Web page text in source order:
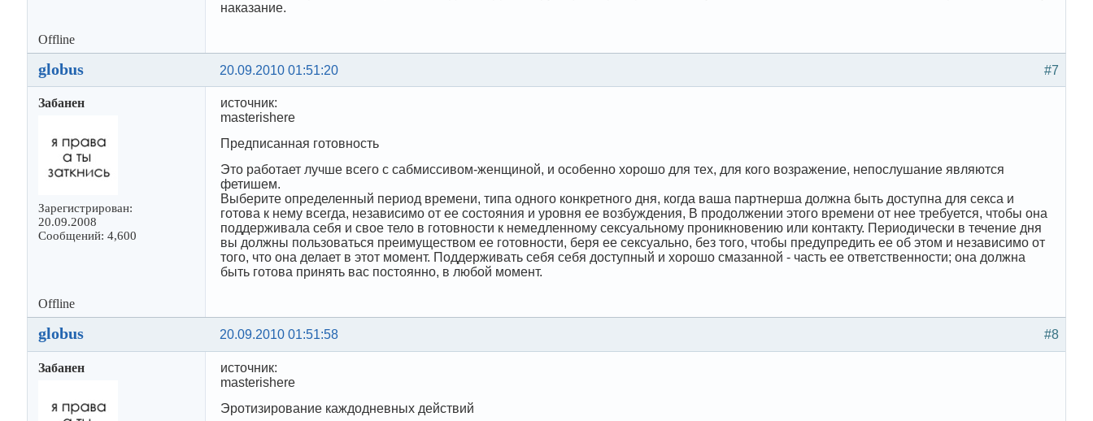
наказание.
Offline
#7
20.09.2010 01:51:20
globus
Забанен
Зарегистрирован:
20.09.2008
Сообщений: 4,600
источник:
masterishere
Предписанная готовность
Это работает лучше всего с сабмиссивом-женщиной, и особенно хорошо для тех, для кого возражение, непослушание являются
фетишем.
Выберите определенный период времени, типа одного конкретного дня, когда ваша партнерша должна быть доступна для секса и
готова к нему всегда, независимо от ее состояния и уровня ее возбуждения, В продолжении этого времени от нее требуется, чтобы она
поддерживала себя и свое тело в готовности к немедленному сексуальному проникновению или контакту. Периодически в течение дня
вы должны пользоваться преимуществом ее готовности, беря ее сексуально, без того, чтобы предупредить ее об этом и независимо от
того, что она делает в этот момент. Поддерживать себя себя доступный и хорошо смазанной - часть ее ответственности; она должна
быть готова принять вас постоянно, в любой момент.
Offline
#8
20.09.2010 01:51:58
globus
Забанен
источник:
masterishere
Эротизирование каждодневных действий